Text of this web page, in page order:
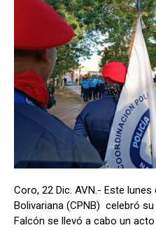
Coro, 22 Dic. AVN.- Este
Bolivariana (CPNB) celebró
Falcón se llevó a cabo un